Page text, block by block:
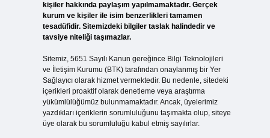
kişiler hakkında paylaşım yapılmamaktadır. Gerçek
kurum ve kişiler ile isim benzerlikleri tamamen
tesadüfidir. Sitemizdeki bilgiler taslak halindedir ve
tavsiye niteliği taşımazlar.
Sitemiz, 5651 Sayılı Kanun gereğince Bilgi Teknolojileri
ve İletişim Kurumu (BTK) tarafından onaylanmış bir Yer
Sağlayıcı olarak hizmet vermektedir. Bu nedenle, sitedeki
içerikleri proaktif olarak denetleme veya araştırma
yükümlülüğümüz bulunmamaktadır. Ancak, üyelerimiz
yazdıkları içeriklerin sorumluluğunu taşımakta olup, siteye
üye olarak bu sorumluluğu kabul etmiş sayılırlar.